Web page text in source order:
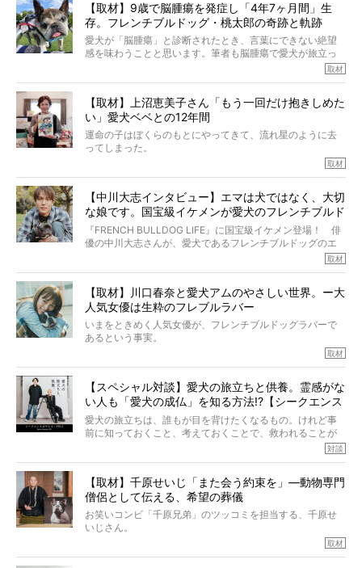
んのインスタグラムを覗くと、たくさんのフレブルアカウ
ントがフォローされていて、わが『FRENCH BULLDOG
LIFE』モデルのnicoやトーラスも、その中の一頭。
そんな中岡さんに、フレブルの魅力を語っていただきまし
た。そのブヒ愛っぷりは、思ってた以上！ ガチ中のガチ
【取材】9歳で脳腫瘍を発症し「4年7ヶ月間」生
存。フレンチブルドッグ・桃太郎の奇跡と軌跡
愛犬が「脳腫瘍」と診断されたとき、言葉にできない絶望
感を味わうことと思います。筆者も脳腫瘍で愛犬が旅立っ
たひとり。だからこそ、どれほど厄介で困難な病気かを理
ところが、フレンチブルドッグの桃太郎は9歳で脳腫瘍を発
症し、なんと4年7ヶ月間も生き抜いたのです。旅立ったと
きの年齢は13歳と11ヶ月、レジェンド級のレジェンドでし
た。さらには、治療後3年間は一度も発作が起きなかったと
いいます。
この事実はフレンチブルドッグだけでなく、脳腫瘍と闘う
太郎のオーナーである佐藤さんご夫婦に、治療の選択やケ
アについて詳しくお話しをうかがいました。
取材
【取材】上沼恵美子さん「もう一回だけ抱きしめた
い」愛犬ベベとの12年間
運命の子はぼくらのもとにやってきて、流れ星のように去
ってしまった。
り添いたいと思う。
その悲しみをいますぐ解消することはできないが、話をき
いて、泣いたり笑ったりするのもいいだろう。
こんな子だった、こんなにいい子だった、ほんとうに愛し
ていたと。
ぼくらは上沼恵美子さんのご自宅へ伺って、お話をきこう
と思った。
取材
【中川大志インタビュー】エマは犬ではなく、大切
な娘です。国宝級イケメンが愛犬のフレンチブルド
ッグと一緒に登場
『FRENCH BULLDOG LIFE』に国宝級イケメン登場！ 俳
優の中川大志さんが、愛犬であるフレンチブルドッグのエ
マちゃん（2歳の女の子）にメロメロとの情報を聞きつけ、
カエピソードが次から次へと飛び出しました。
取材
【取材】川口春奈と愛犬アムのやさしい世界。ー大
人気女優は生粋のフレブルラバー
いまをときめく人気女優が、フレンチブルドッグラバーで
あるという事実。
とりを目の当たりにするほどに、そのフレンチブルドッグ
愛がわたしたちのそれとまったく同じであることに、なん
だかうれしくなってしまったのでした。
春奈さんとアムちゃんのすてきな暮らしを、BUHI編集長の
小西がいつくしみながら、切り取らせていただきます。
取材
【スペシャル対談】愛犬の旅立ちと供養。霊感がな
い人も「愛犬の成仏」を知る方法!?【シークエンス
はやとも×PELI】
愛犬の旅立ちは、誰もが目を背けたくなるもの。けれど事
前に知っておくこと、考えておくことで、救われることが
力をもつお笑い芸人「シークエンスはやとも」さんに、愛
犬の旅立ちや供養についてインタビュー。
インタビュアー兼対談相手は、大の犬好きで心霊分野の知
識にも長けているPELIさん。
「愛犬が旅立ったあと、ベッドやおもちゃはどうすればい
対談
【取材】千原せいじ「また会う約束を」―動物専門
僧侶として伝える、希望の葬儀
お笑いコンビ「千原兄弟」のツッコミを担当する、千原せ
いじさん。
取材